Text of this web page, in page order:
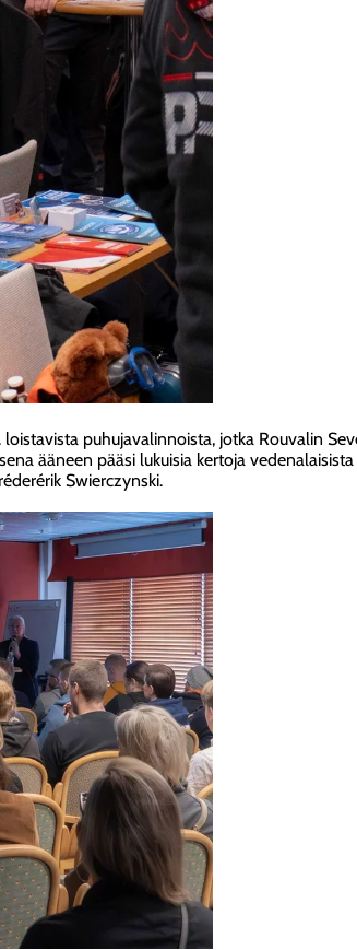
puhujavalinnoista, jotka Rouvalin
ääneen pääsi lukuisia kertoja
Swierczynski.